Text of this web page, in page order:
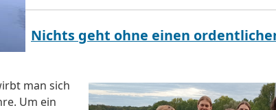
Nichts geht ohne einen
man sich
Um ein